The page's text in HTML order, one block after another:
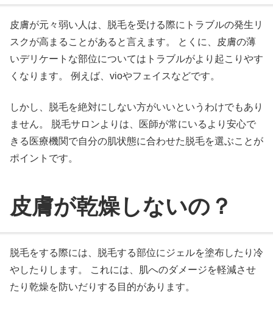
皮膚が元々弱い人は、脱毛を受ける際にトラブルの発生リ
スクが高まることがあると言えます。 とくに、皮膚の薄
いデリケートな部位についてはトラブルがより起こりやす
くなります。 例えば、vioやフェイスなどです。
しかし、脱毛を絶対にしない方がいいというわけでもあり
ません。 脱毛サロンよりは、医師が常にいるより安心で
きる医療機関で自分の肌状態に合わせた脱毛を選ぶことが
ポイントです。
皮膚が乾燥しないの？
脱毛をする際には、脱毛する部位にジェルを塗布したり冷
やしたりします。 これには、肌へのダメージを軽減させ
たり乾燥を防いだりする目的があります。